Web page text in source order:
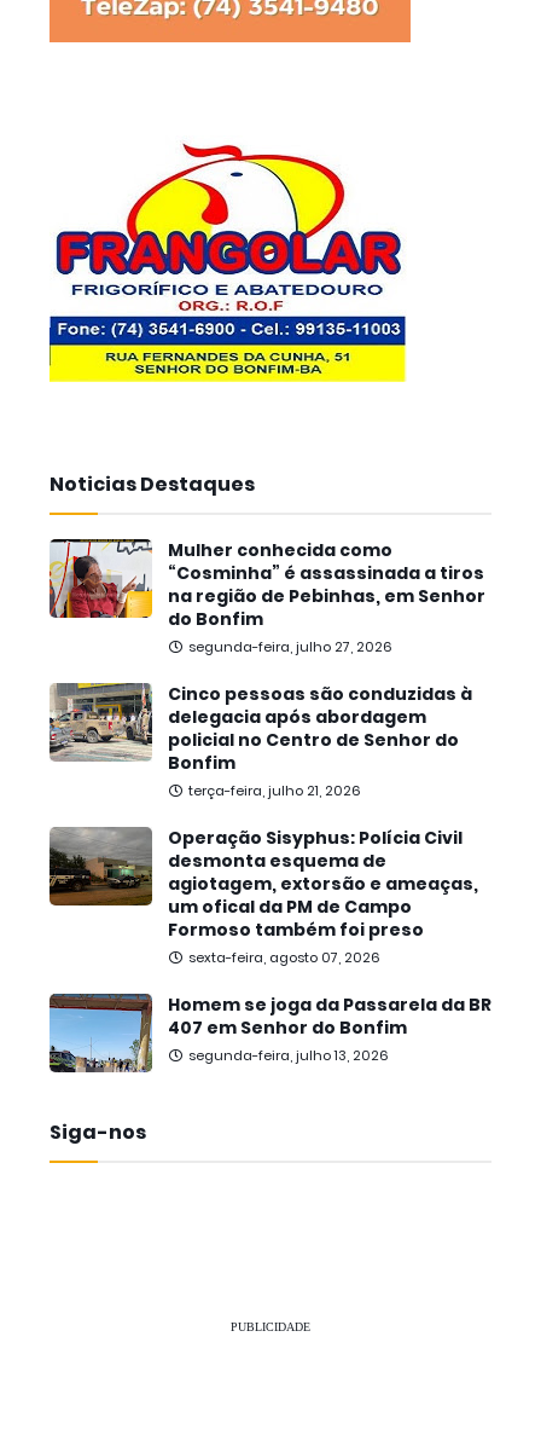
Noticias Destaques
Mulher conhecida como
“Cosminha” é assassinada a tiros
na região de Pebinhas, em Senhor
do Bonfim
segunda-feira, julho 27, 2026
Cinco pessoas são conduzidas à
delegacia após abordagem
policial no Centro de Senhor do
Bonfim
terça-feira, julho 21, 2026
Operação Sisyphus: Polícia Civil
desmonta esquema de
agiotagem, extorsão e ameaças,
um ofical da PM de Campo
Formoso também foi preso
sexta-feira, agosto 07, 2026
Homem se joga da Passarela da BR
407 em Senhor do Bonfim
segunda-feira, julho 13, 2026
Siga-nos
PUBLICIDADE